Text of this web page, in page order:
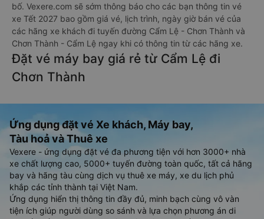
bố. Vexere.com sẽ sớm thông báo cho các bạn thông tin vé
xe Tết 2027 bao gồm giá vé, lịch trình, ngày giờ bán vé của
các hãng xe khách đi tuyến đường Cẩm Lệ - Chơn Thành và
Chơn Thành - Cẩm Lệ ngay khi có thông tin từ các hãng xe.
Đặt vé máy bay giá rẻ từ Cẩm Lệ đi
Chơn Thành
Ứng dụng đặt vé Xe khách, Máy bay,
Tàu hoả và Thuê xe
Vexere - ứng dụng đặt vé đa phương tiện với hơn 3000+ nhà
xe chất lượng cao, 5000+ tuyến đường toàn quốc, tất cả hãng
bay và hãng tàu cùng dịch vụ thuê xe máy, xe du lịch phủ
khắp các tỉnh thành tại Việt Nam.
Ứng dụng hiển thị thông tin đầy đủ, minh bạch cùng vô vàn
tiện ích giúp người dùng so sánh và lựa chọn phương án di